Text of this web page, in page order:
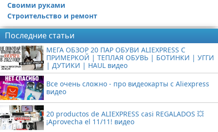
Своими руками
Строительство и ремонт
Последние статьи
МЕГА ОБЗОР 20 ПАР ОБУВИ ALIEXPRESS С
ПРИМЕРКОЙ | ТЕПЛАЯ ОБУВЬ | БОТИНКИ | УГГИ
| ДУТИКИ | HAUL видео
Все очень сложно - про видеокарты с Aliexpress
видео
20 productos de ALIEXPRESS casi REGALADOS 💥
¡Aprovecha el 11/11! видео